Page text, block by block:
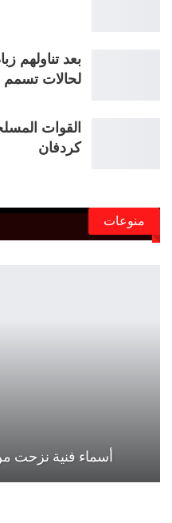
لحالات تسمم
القوات
كردفان
منوعات
أسماء فنية نزحت